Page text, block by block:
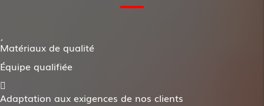
Matériaux de qualité
Équipe qualifiée
Adaptation aux exigences de nos clients